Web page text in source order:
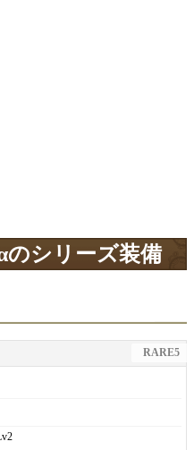
のシリーズ装備
RARE5